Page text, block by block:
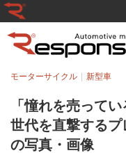
「憧れを売って
世代を直撃するプ
の写真・画像
モーターサイクル 新型車